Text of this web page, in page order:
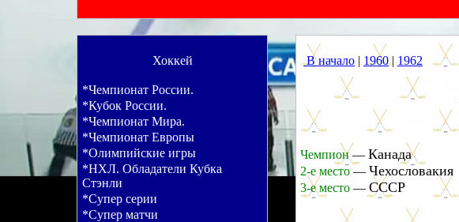
Хоккей
*Чемпионат России.
*Кубок России.
*Чемпионат Мира.
*Чемпионат Европы
*Олимпийские игры
*НХЛ. Обладатели Кубка
Стэнли
*Супер серии
*Супер матчи
В начало | 1960| 1962
Чемпион— Канада
2-е место— Чехословакия
3-е место — СССР